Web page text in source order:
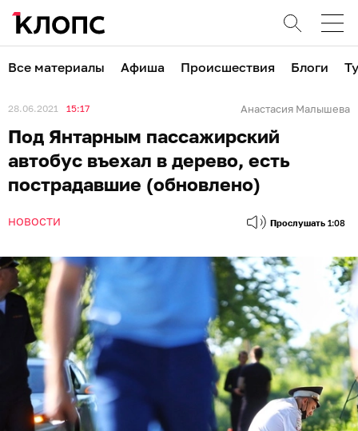
Все материалы Афиша Происшествия Блоги
28.06.2021 15:17 Анастасия Малышева
Под Янтарным пассажирский
автобус въехал в дерево, есть
пострадавшие (обновлено)
НОВОСТИ Прослушать 1:08